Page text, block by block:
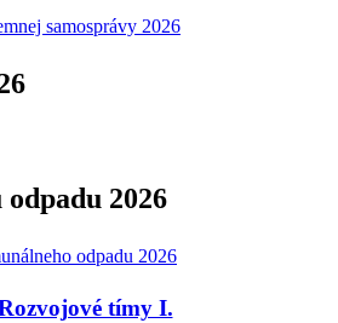
2026
tímy I.